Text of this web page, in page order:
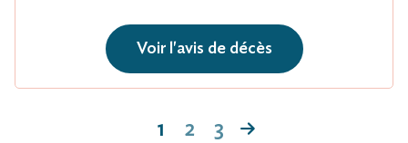
Voir l'avis de décès
1 2 3